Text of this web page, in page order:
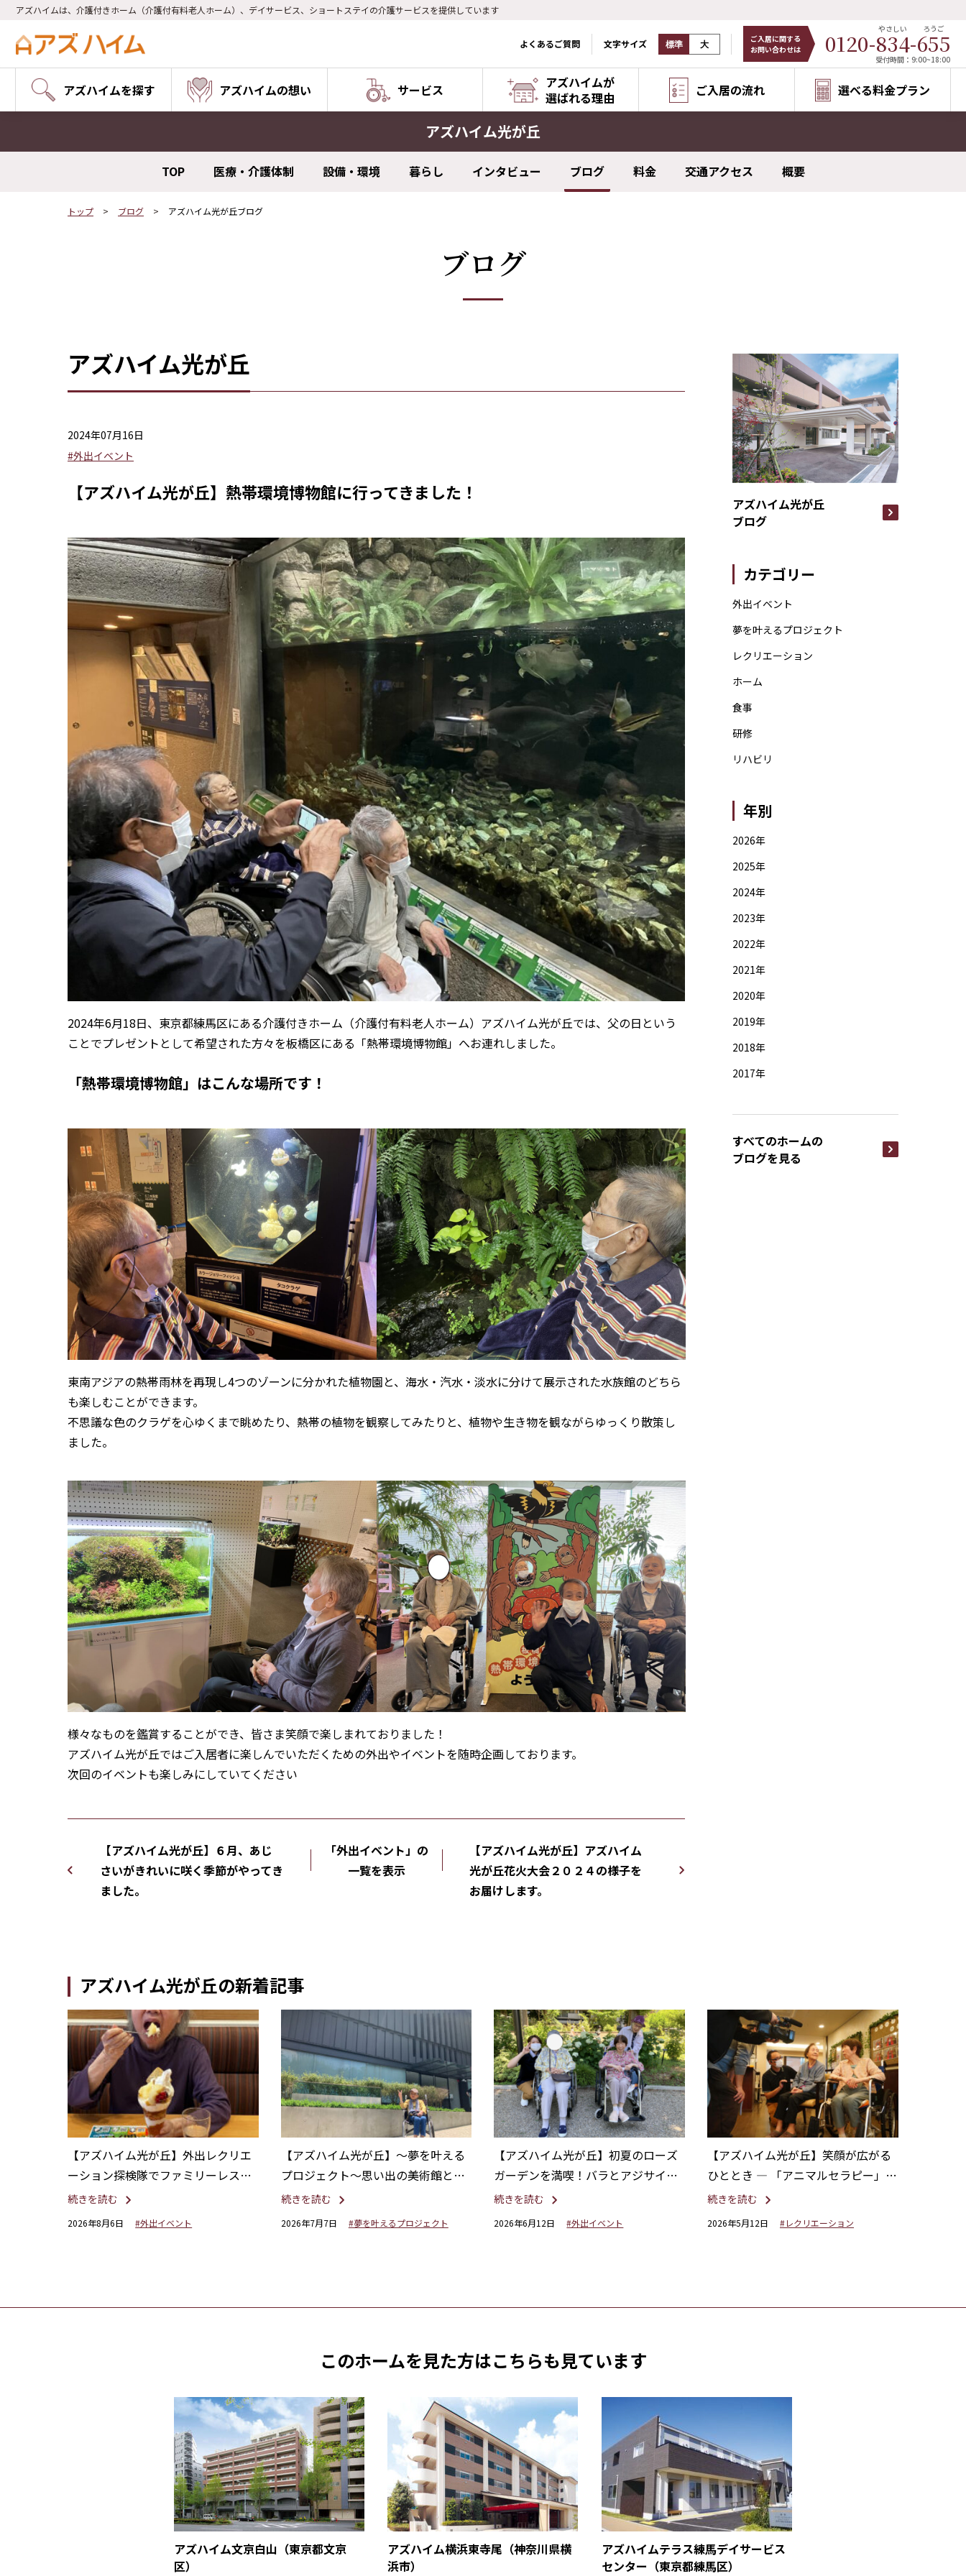
アズハイムは、介護付きホーム（介護付有料老人ホーム）、デイサービス、ショートステイの介護サービスを提供しています
よくあるご質問 文字サイズ 標準 大
ご入居に関する
お問い合わせは
0120-834
やさしい
-655
ろうご
受付時間：9:00~18:00
アズハイムを探す アズハイムの想い サービス
アズハイムが
選ばれる理由
ご入居の流れ 選べる料金プラン
アズハイム光が丘
TOP 医療・介護体制 設備・環境 暮らし インタビュー ブログ 料金 交通アクセス 概要
トップ ブログ アズハイム光が丘ブログ
ブログ
アズハイム光が丘
2024年07月16日
#外出イベント
【アズハイム光が丘】熱帯環境博物館に行ってきました！
2024年6月18日、東京都練馬区にある介護付きホーム（介護付有料老人ホーム）アズハイム光が丘では、父の日という
ことでプレゼントとして希望された方々を板橋区にある「熱帯環境博物館」へお連れしました。
「熱帯環境博物館」はこんな場所です！
東南アジアの熱帯雨林を再現し4つのゾーンに分かれた植物園と、海⽔・汽⽔・淡⽔に分けて展示された水族館のどちら
も楽しむことができます。
不思議な色のクラゲを心ゆくまで眺めたり、熱帯の植物を観察してみたりと、植物や生き物を観ながらゆっくり散策し
ました。
様々なものを鑑賞することができ、皆さま笑顔で楽しまれておりました！
アズハイム光が丘ではご入居者に楽しんでいただくための外出やイベントを随時企画しております。
次回のイベントも楽しみにしていてください
【アズハイム光が丘】６月、あじ
さいがきれいに咲く季節がやってき
ました。
【アズハイム光が丘】アズハイム
光が丘花火大会２０２４の様子を
お届けします。
「外出イベント」の
一覧を表示
アズハイム光が丘の新着記事
【アズハイム光が丘】外出レクリエ
ーション探検隊でファミリーレスト
ランを満喫！
続きを読む
2026年8月6日 #外出イベント
【アズハイム光が丘】〜夢を叶える
プロジェクト〜思い出の美術館と喫
茶
続きを読む
2026年7月7日 #夢を叶えるプロジェクト
【アズハイム光が丘】初夏のローズ
ガーデンを満喫！バラとアジサイを
見に行こう！
続きを読む
2026年6月12日 #外出イベント
【アズハイム光が丘】笑顔が広がる
ひととき ― 「アニマルセラピー」に
NHK取材が入りました。
続きを読む
2026年5月12日 #レクリエーション
アズハイム光が丘
ブログ
カテゴリー
外出イベント
夢を叶えるプロジェクト
レクリエーション
ホーム
食事
研修
リハビリ
年別
2026年
2025年
2024年
2023年
2022年
2021年
2020年
2019年
2018年
2017年
すべてのホームの
ブログを見る
このホームを見た方はこちらも見ています
アズハイム文京白山（東京都文京
区）
アズハイム横浜東寺尾（神奈川県横
浜市）
アズハイムテラス練馬デイサービス
センター（東京都練馬区）